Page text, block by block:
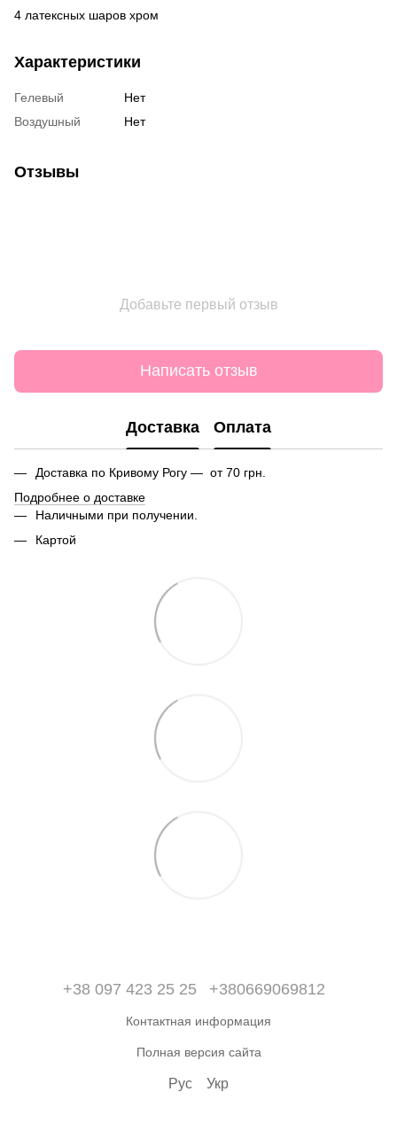
4 латексных шаров хром
Характеристики
Гелевый
Нет
Воздушный
Нет
Отзывы
Добавьте первый отзыв
Написать отзыв
Доставка Оплата
Доставка по Кривому Рогу — от 70 грн.
Подробнее о доставке
Наличными при получении.
Картой
+38 097 423 25 25 +380669069812
Контактная информация
Полная версия сайта
Рус Укр